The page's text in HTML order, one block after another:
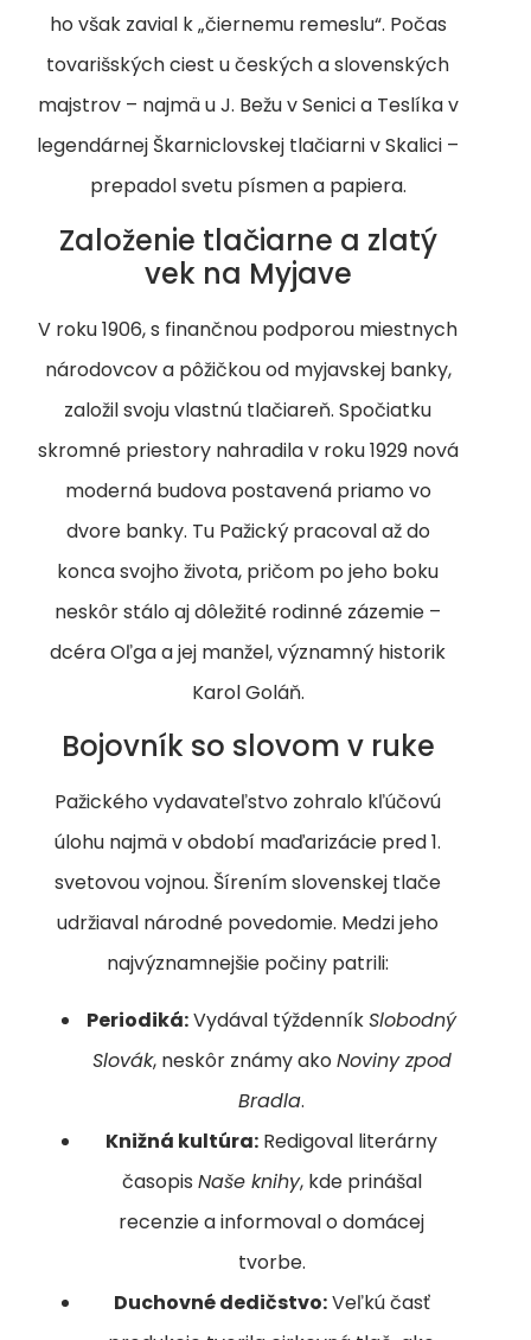
ho však zavial k „čiernemu remeslu“. Počas
tovarišských ciest u českých a slovenských
majstrov – najmä u J. Bežu v Senici a Teslíka v
legendárnej Škarniclovskej tlačiarni v Skalici –
prepadol svetu písmen a papiera.
Založenie tlačiarne a zlatý
vek na Myjave
V roku 1906, s finančnou podporou miestnych
národovcov a pôžičkou od myjavskej banky,
založil svoju vlastnú tlačiareň. Spočiatku
skromné priestory nahradila v roku 1929 nová
moderná budova postavená priamo vo
dvore banky. Tu Pažický pracoval až do
konca svojho života, pričom po jeho boku
neskôr stálo aj dôležité rodinné zázemie –
dcéra Oľga a jej manžel, významný historik
Karol Goláň.
Bojovník so slovom v ruke
Pažického vydavateľstvo zohralo kľúčovú
úlohu najmä v období maďarizácie pred 1.
svetovou vojnou. Šírením slovenskej tlače
udržiaval národné povedomie. Medzi jeho
najvýznamnejšie počiny patrili:
Periodiká:Vydával týždenníkSlobodný
Slovák, neskôr známy ako Noviny zpod
Bradla.
Knižná kultúra: Redigoval literárny
časopis Naše knihy, kde prinášal
recenzie a informoval o domácej
tvorbe.
Duchovné dedičstvo:Veľkú časť